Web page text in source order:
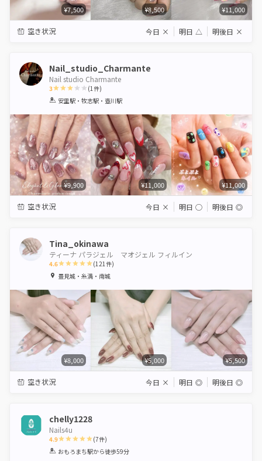
¥7,500 ¥8,500 ¥11,000
空き状況 今日 × 明日 △ 明後日 ×
Nail_studio_Charmante
Nail studio Charmante
3
1 2 3 4 5
(1件)
安里駅・牧志駅・壺川駅
¥9,900 ¥11,000 ¥11,000
空き状況 今日 × 明日 ◯ 明後日 ◎
Tina_okinawa
ティーナ パラジェル マオジェル フィルイン
4.6
1 2 3 4 5
(121件)
豊見城・糸満・南城
¥8,000 ¥5,000 ¥5,500
空き状況 今日 × 明日 ◎ 明後日 ◎
chelly1228
Nails4u
4.9
1 2 3 4 5
(7件)
おもろまち駅から徒歩59分